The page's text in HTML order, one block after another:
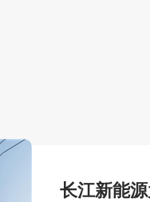
长江新能